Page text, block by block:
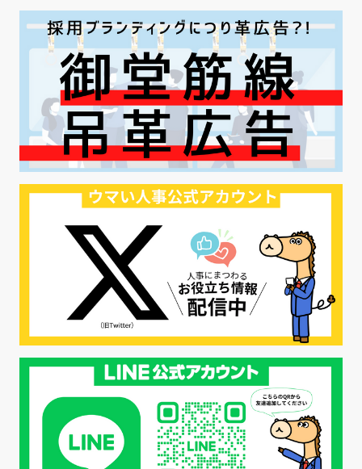
#地方採用 #第二新卒 #採用の効率化
#AI活用 #職場カルチャーギャップ
#早期退職 #ハラスメント
#ハラスメント対策 #SNS活用
#リクルーター制度 #内定辞退の防止
#歩留まり改善 #採用ナーチャリング
#採用CX #学内セミナー #カジュアル面談
#転職ファストパス #PRO #採用代行
#エシカル採用 #エシカル就活
#メンタルヘルス #年間採用計画
#年間採用 #応募数の増やし方 #26卒
#27採用プレ #高校生採用
#面接フィードバック #不法就労